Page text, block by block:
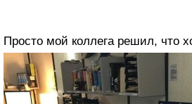
Просто мой коллега решил, что